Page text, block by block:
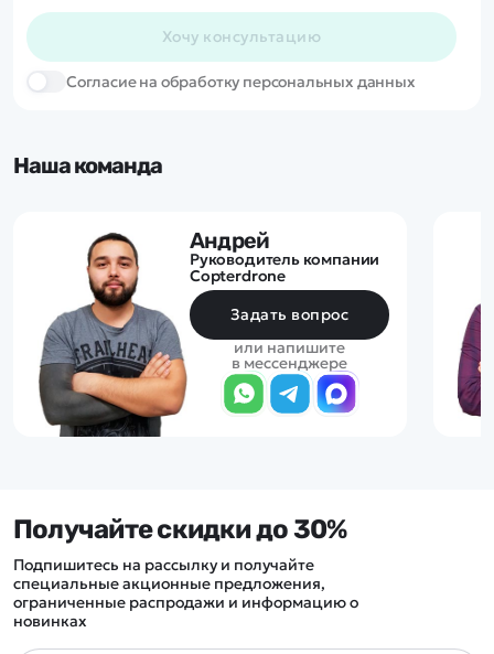
Хочу консультацию
Cогласие на обработку персональных данных
Наша команда
Андрей
Руководитель компании
Copterdrone
Задать вопрос
или напишите
в мессенджере
Получайте скидки до 30%
Подпишитесь на рассылку и получайте
специальные акционные предложения,
ограниченные распродажи и информацию о
новинках